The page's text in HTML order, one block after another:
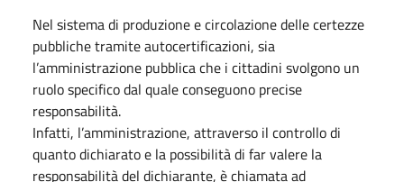
Nel sistema di produzione e circolazione delle certezze
pubbliche tramite autocertificazioni, sia
l’amministrazione pubblica che i cittadini svolgono un
ruolo specifico dal quale conseguono precise
responsabilità.
Infatti, l’amministrazione, attraverso il controllo di
quanto dichiarato e la possibilità di far valere la
responsabilità del dichiarante, è chiamata ad